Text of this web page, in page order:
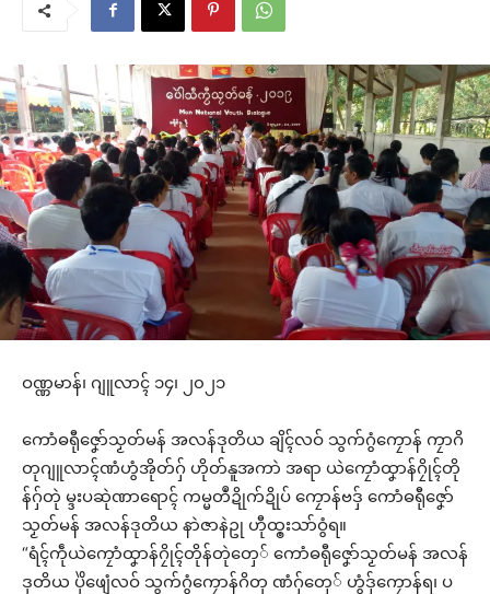
ဝဏ္ဏမာန်၊ ဂျူလာၚ် ၁၄၊ ၂၀၂၁
ကောံဓရီုဇၞော်သၟတ်မန် အလန်ဒုတိယ ချိၚ်လဝ် သွက်ဂွံကၠောန် ကၠာဂိ
တုဂျူလာၚ်ဏံဟွံအိုတ်ဂှ် ဟိုတ်နူအကာဲ အရာ ယဲကၠောံထၞာန်ဂၠိုၚ်တို
န်ဂှ်တုဲ မ္ဒးပဆုဲဏာရောၚ် ကမ္မတဳဍိုက်ဍိုပ် ကၠောန်ဗဒှ် ကောံဓရီုဇၞော်
သၟတ်မန် အလန်ဒုတိယ နာဲဇာနဲဥု ဟီုထ္ၜးသာ်ဝွံရ။
“ရံၚ်ကဵုယဲကၠောံထၞာန်ဂၠိုၚ်တိုန်တုဲတှေ် ကောံဓရီုဇၞော်သၟတ်မန် အလန်
ဒုတိယ ပိုဲဖျေံလဝ် သွက်ဂွံကၠောန်ဂိတု ဏံဂှ်တှေ် ဟွံဒှ်ကၠောန်ရ၊ ပ